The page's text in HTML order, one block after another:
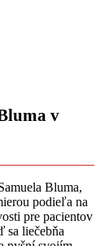
v
Bluma,
podieľa na
pre pacientov
sa liečebňa